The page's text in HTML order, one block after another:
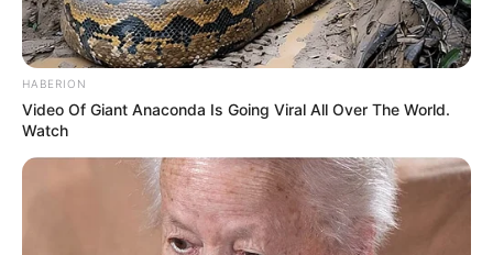
2 cintos
Rebites para bolsas
Furador de couro ou agulhão
HABERION
Video Of Giant Anaconda Is Going Viral All Over The World.
Watch